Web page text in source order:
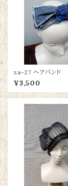
za-27 ヘアバンド
¥3,500